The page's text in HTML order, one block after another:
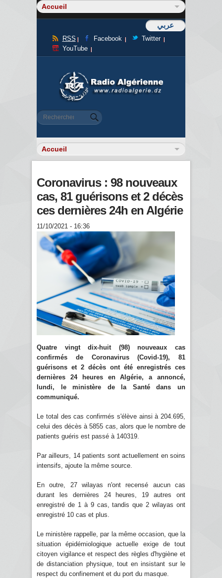
عربي
RSS Facebook
Twitter
YouTube
Formulaire de recherche
Rechercher
Coronavirus : 98 nouveaux
cas, 81 guérisons et 2 décès
ces dernières 24h en Algérie
11/10/2021 - 16:36
Quatre vingt dix-huit (98) nouveaux cas
confirmés de Coronavirus (Covid-19), 81
guérisons et 2 décès ont été enregistrés ces
dernières 24 heures en Algérie, a annoncé,
lundi, le ministère de la Santé dans un
communiqué.
Le total des cas confirmés s'élève ainsi à 204.695,
celui des décès à 5855 cas, alors que le nombre de
patients guéris est passé à 140319.
Par ailleurs, 14 patients sont actuellement en soins
intensifs, ajoute la même source.
En outre, 27 wilayas n'ont recensé aucun cas
durant les dernières 24 heures, 19 autres ont
enregistré de 1 à 9 cas, tandis que 2 wilayas ont
enregistré 10 cas et plus.
Le ministère rappelle, par la même occasion, que la
situation épidémiologique actuelle exige de tout
citoyen vigilance et respect des règles d'hygiène et
de distanciation physique, tout en insistant sur le
respect du confinement et du port du masque.